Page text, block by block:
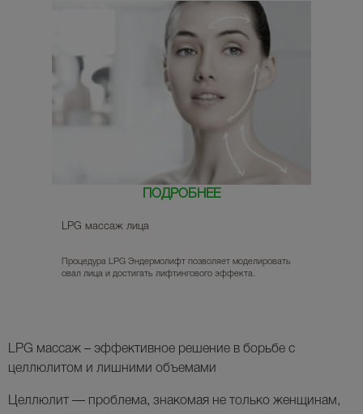
ПОДРОБНЕЕ
LPG массаж лица
Процедура LPG Эндермолифт позволяет моделировать
овал лица и достигать лифтингового эффекта.
LPG массаж – эффективное решение в борьбе с
целлюлитом и лишними объемами
Целлюлит — проблема, знакомая не только женщинам,